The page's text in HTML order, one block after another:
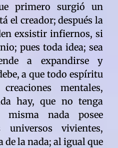
primero surgió un
el creador; después la
exsistir infiernos, si
pues toda idea; sea
a expandirse y
a que todo espíritu
mentales,
hay, que no tenga
misma nada posee
vivientes,
de la nada; al igual que